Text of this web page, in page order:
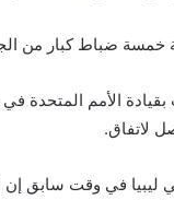
خمسة ضباط كبار من
بقيادة الأمم
لاتفاق.
ليبيا في وقت سابق إن